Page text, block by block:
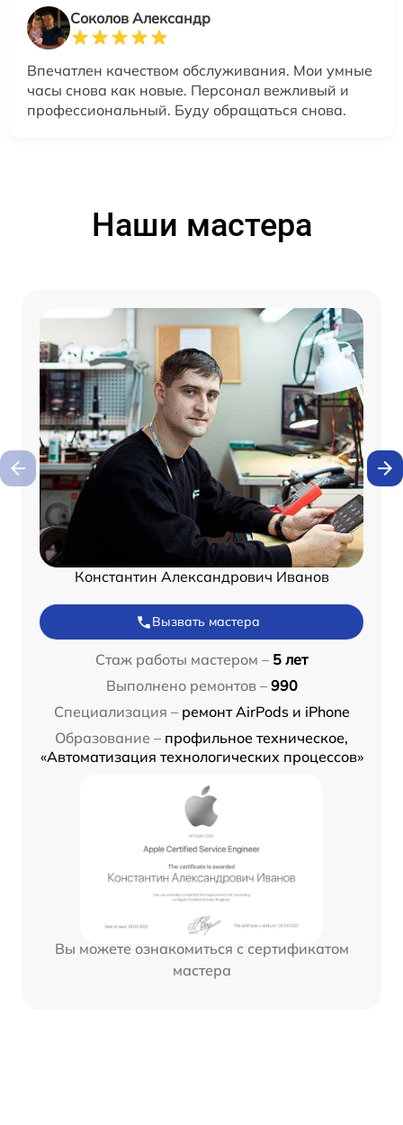
Соколов Александр
Впечатлен качеством обслуживания. Мои умные
часы снова как новые. Персонал вежливый и
профессиональный. Буду обращаться снова.
Наши мастера
Константин Александрович Иванов
Вызвать мастера
Стаж работы мастером – 5 лет
Выполнено ремонтов – 990
Специализация – ремонт AirPods и iPhone
Образование – профильное техническое,
«Автоматизация технологических процессов»
Вы можете ознакомиться с сертификатом
мастера